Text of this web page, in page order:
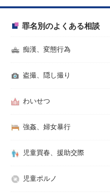
罪名別のよくある相談
痴漢、変態行為
盗撮、隠し撮り
わいせつ
強姦、婦女暴行
児童買春、援助交際
児童ポルノ